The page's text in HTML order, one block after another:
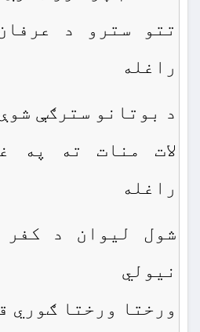
تتو سترو د
راغله
د بوتانو سترګې
لات منات ته په
راغله
شول لیوان د
نیولي
ورختا ورختا ګوري